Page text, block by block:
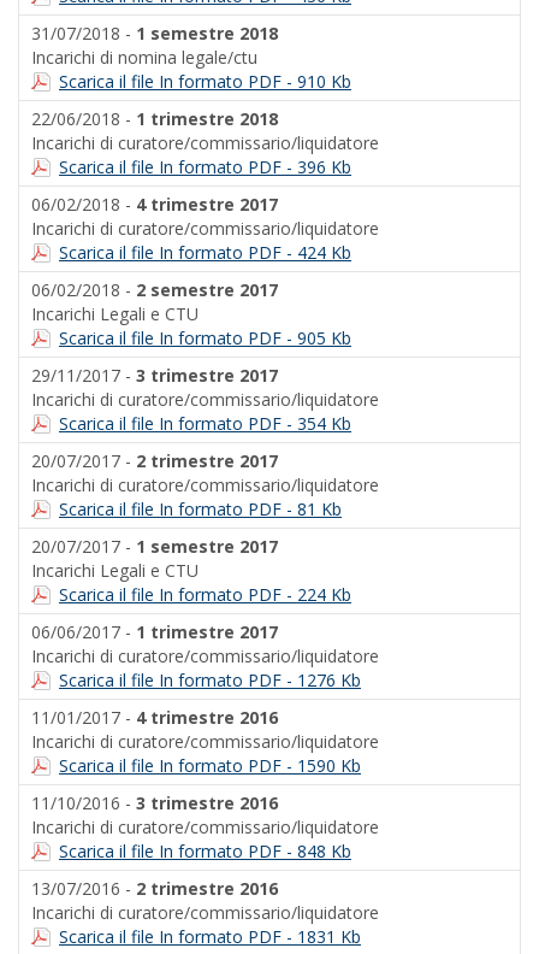
31/07/2018 - 1 semestre 2018
Incarichi di nomina legale/ctu
Scarica il file In formato PDF - 910 Kb
22/06/2018 - 1 trimestre 2018
Incarichi di curatore/commissario/liquidatore
Scarica il file In formato PDF - 396 Kb
06/02/2018 - 4 trimestre 2017
Incarichi di curatore/commissario/liquidatore
Scarica il file In formato PDF - 424 Kb
06/02/2018 - 2 semestre 2017
Incarichi Legali e CTU
Scarica il file In formato PDF - 905 Kb
29/11/2017 - 3 trimestre 2017
Incarichi di curatore/commissario/liquidatore
Scarica il file In formato PDF - 354 Kb
20/07/2017 - 2 trimestre 2017
Incarichi di curatore/commissario/liquidatore
Scarica il file In formato PDF - 81 Kb
20/07/2017 - 1 semestre 2017
Incarichi Legali e CTU
Scarica il file In formato PDF - 224 Kb
06/06/2017 - 1 trimestre 2017
Incarichi di curatore/commissario/liquidatore
Scarica il file In formato PDF - 1276 Kb
11/01/2017 - 4 trimestre 2016
Incarichi di curatore/commissario/liquidatore
Scarica il file In formato PDF - 1590 Kb
11/10/2016 - 3 trimestre 2016
Incarichi di curatore/commissario/liquidatore
Scarica il file In formato PDF - 848 Kb
13/07/2016 - 2 trimestre 2016
Incarichi di curatore/commissario/liquidatore
Scarica il file In formato PDF - 1831 Kb